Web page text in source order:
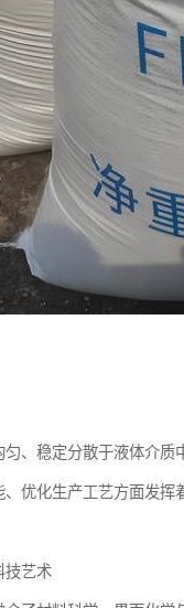
、稳定分散于液体介质
优化生产工艺方面发挥
技艺术